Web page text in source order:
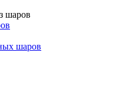
шаров
шаров